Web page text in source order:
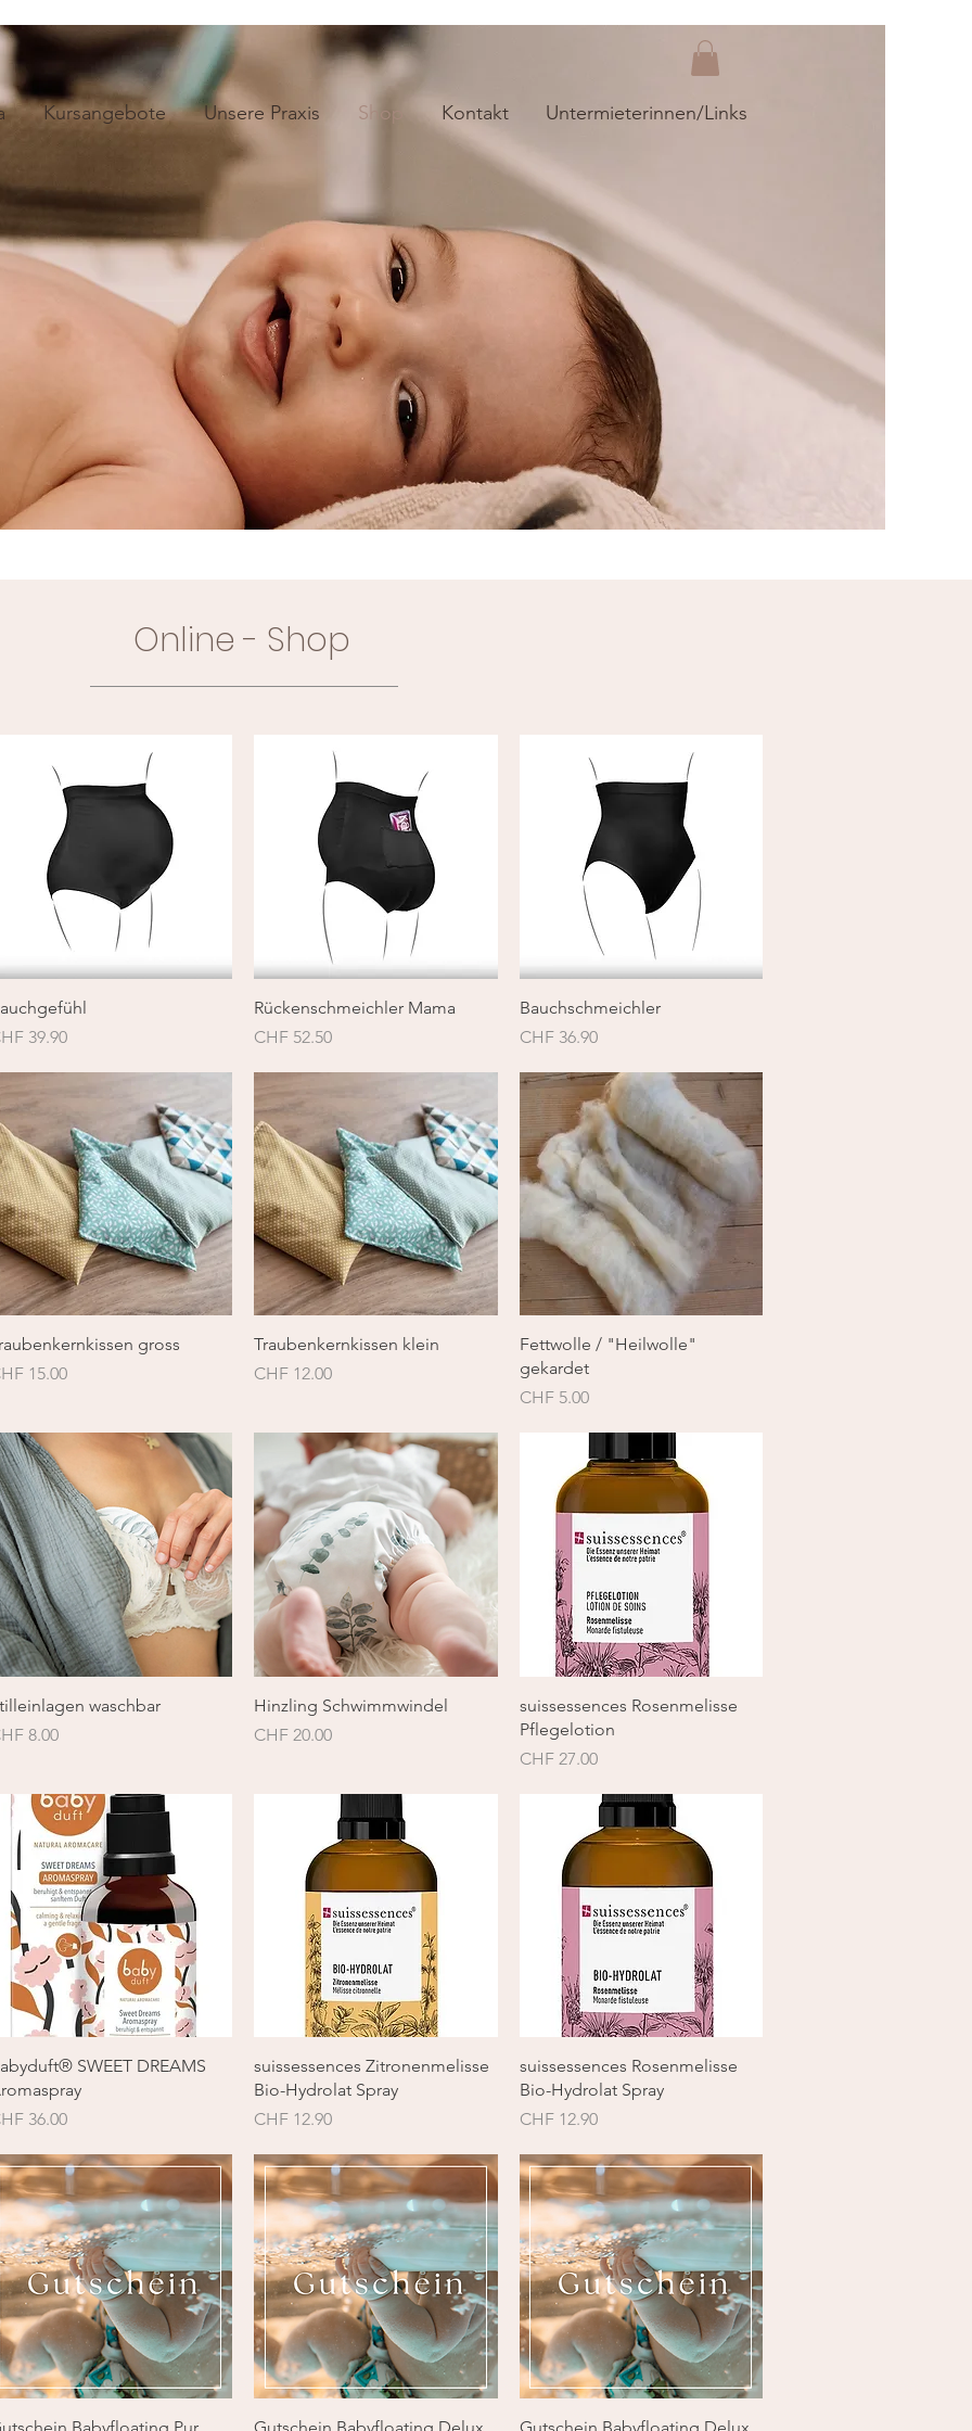
Kursangebote Unsere Praxis Shop Kontakt Untermieterinnen/Links
Online - Shop
Schnellansicht
39.90
Schnellansicht
Rückenschmeichler Mama
Preis
CHF 52.50
Schnellansicht
Bauchschmeichler
Preis
CHF 36.90
Schnellansichtgross
15.00
Schnellansicht
Traubenkernkissen klein
Preis
CHF 12.00
Schnellansicht
Fettwolle / "Heilwolle"
gekardet
Preis
CHF 5.00
Schnellansicht
waschbar
8.00
Schnellansicht
Hinzling Schwimmwindel
Preis
CHF 20.00
Schnellansicht
suissessences Rosenmelisse
Pflegelotion
Preis
CHF 27.00
Schnellansicht
SWEET DREAMS
36.00
Schnellansicht
suissessences Zitronenmelisse
Bio-Hydrolat Spray
Preis
CHF 12.90
Schnellansicht
suissessences Rosenmelisse
Bio-Hydrolat Spray
Preis
CHF 12.90
Schnellansicht Schnellansicht Schnellansicht